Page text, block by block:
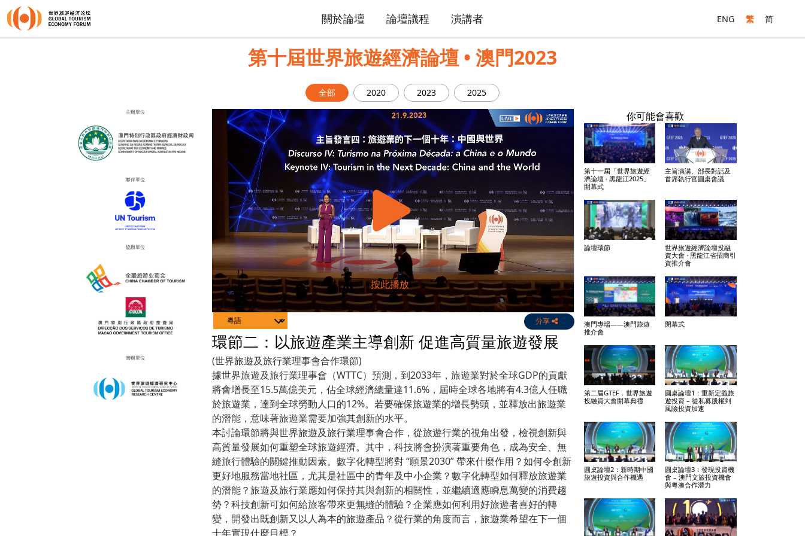
關於論壇 論壇議程 演講者 ENG 繁 简
第十屆世界旅遊經濟論壇 • 澳門2023
全部 2020 2023 2025
主辦單位
夥伴單位
協辦單位
籌辦單位
Channels 分享
環節二：以旅遊產業主導創新 促進高質量旅遊發展
(世界旅遊及旅行業理事會合作環節)
據世界旅遊及旅行業理事會（WTTC）預測，到2033年，旅遊業對於全球GDP的貢獻
將會增長至15.5萬億美元，佔全球經濟總量達11.6%，屆時全球各地將有4.3億人任職
於旅遊業，達到全球勞動人口的12%。若要確保旅遊業的增長勢頭，並釋放出旅遊業
的潛能，意味著旅遊業需要加強其創新的水平。
本討論環節將與世界旅遊及旅行業理事會合作，從旅遊行業的視角出發，檢視創新與
高質量發展如何重塑全球旅遊經濟。其中，科技將會扮演著重要角色，成為安全、無
縫旅行體驗的關鍵推動因素。數字化轉型將對 “願景2030” 帶來什麼作用？如何令創新
更好地服務當地社區，尤其是社區中的青年及中小企業？數字化轉型如何釋放旅遊業
的潛能？旅遊及旅行業應如何保持其與創新的相關性，並繼續適應瞬息萬變的消費趨
勢？科技創新可如何給旅客帶來更無縫的體驗？企業應如何利用好旅遊者喜好的轉
變，開發出既創新又以人為本的旅遊產品？從行業的角度而言，旅遊業希望在下一個
十年實現什麼目標？
你可能會喜歡
第十一屆「世界旅遊經
濟論壇 · 黑龍江2025」
開幕式
主旨演講、部長對話及
首席執行官圓桌會議
論壇環節
世界旅遊經濟論壇投融
資大會 · 黑龍江省招商引
資推介會
澳門專場——澳門旅遊
推介會
閉幕式
第二屆GTEF．世界旅遊
投融資大會開幕典禮
圓桌論壇1：重新定義旅
遊投資 – 從私募股權到
風險投資加速
圓桌論壇2：新時期中國
旅遊投資與合作機遇
圓桌論壇3：發現投資機
會 – 澳門文旅投資機會
與粵澳合作潛力